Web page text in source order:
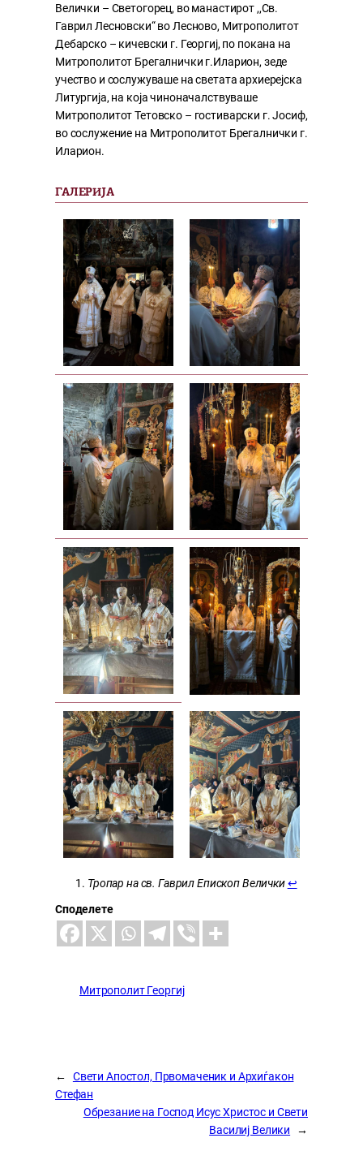
Велички – Светогорец, во манастирот ,,Св.
Гаврил Лесновски“ во Лесново, Митрополитот
Дебарско – кичевски г. Георгиј, по покана на
Митрополитот Брегалнички г.Иларион, зеде
учество и сослужуваше на светата архиерејска
Литургија, на која чиноначалствуваше
Митрополитот Тетовско – гостиварски г. Јосиф,
во сослужение на Митрополитот Брегалнички г.
Иларион.
Тропар на св. Гаврил Епископ Велички↩︎
Споделете
Митрополит Георгиј
←
Свети Апостол, Првомаченик и Архиѓакон
Стефан
Обрезание на Господ Исус Христос и Свети
Василиј Велики
→